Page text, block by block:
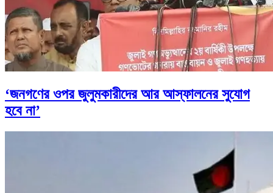
‘জনগণের ওপর জুলুমকারীদের আর আস্ফালনের সুযোগ
হবে না’